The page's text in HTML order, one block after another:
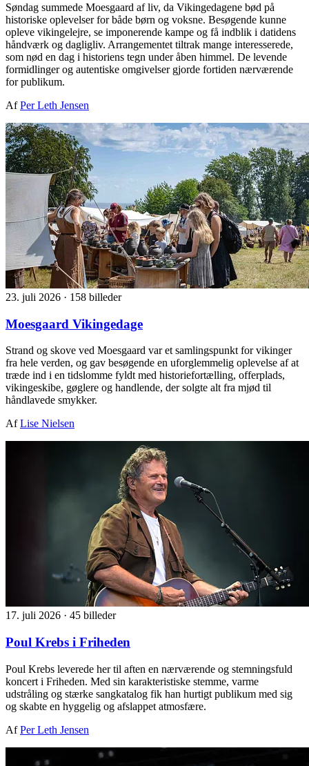
Søndag summede Moesgaard af liv, da Vikingedagene bød på
historiske oplevelser for både børn og voksne. Besøgende kunne
opleve vikingelejre, se imponerende kampe og få indblik i datidens
håndværk og dagligliv. Arrangementet tiltrak mange interesserede,
som nød en dag i historiens tegn under åben himmel. De levende
formidlinger og autentiske omgivelser gjorde fortiden nærværende
for publikum.
AfPer Leth Jensen
23. juli 2026 · 158 billeder
Moesgaard Vikingedage
Strand og skove ved Moesgaard var et samlingspunkt for vikinger
fra hele verden, og gav besøgende en uforglemmelig oplevelse af at
træde ind i en tidslomme fyldt med historiefortælling, offerplads,
vikingeskibe, gøglere og handlende, der solgte alt fra mjød til
håndlavede smykker.
AfLise Nielsen
17. juli 2026 · 45 billeder
Poul Krebs i Friheden
Poul Krebs leverede her til aften en nærværende og stemningsfuld
koncert i Friheden. Med sin karakteristiske stemme, varme
udstråling og stærke sangkatalog fik han hurtigt publikum med sig
og skabte en hyggelig og afslappet atmosfære.
AfPer Leth Jensen